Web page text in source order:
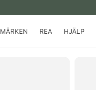
MÄRKEN REA HJÄLP